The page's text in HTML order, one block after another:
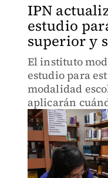
IPN
estudio
superior y
El instituto
estudio para
modalidad
aplicarán